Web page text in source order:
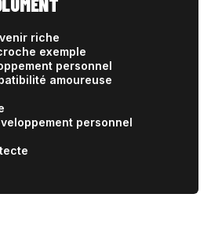
riche
exemple
personnel
amoureuse
personnel